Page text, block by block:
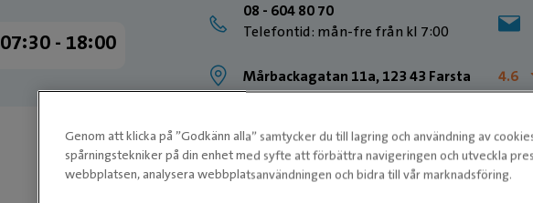
07:30 ­- 18:00
08 - 604 80 70
Telefontid: mån-fre från kl 7:00
Mårbackagatan 11a, 123 43 Farsta 4.6
Genom att klicka på ”Godkänn alla” samtycker du till lagring och användning av
spårningstekniker på din enhet med syfte att förbättra navigeringen och utveckla
webbplatsen, analysera webbplatsanvändningen och bidra till vår marknadsföring.